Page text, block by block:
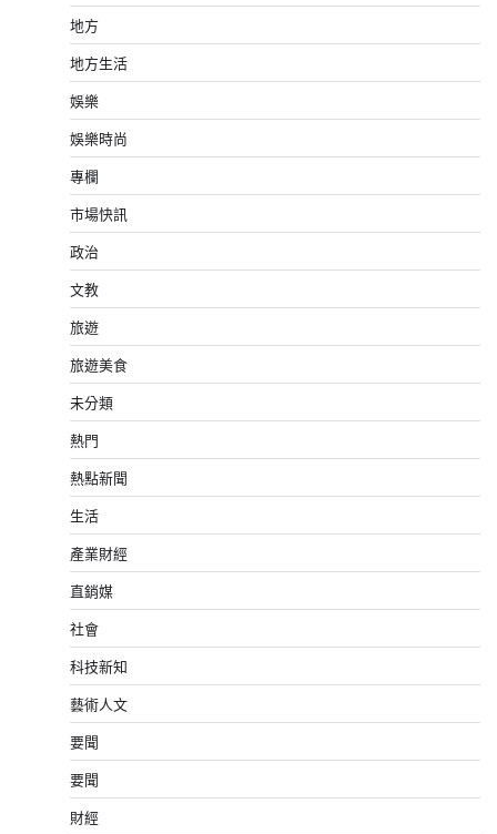
地方
地方生活
娛樂
娛樂時尚
專欄
市場快訊
政治
文教
旅遊
旅遊美食
未分類
熱門
熱點新聞
生活
產業財經
直銷媒
社會
科技新知
藝術人文
要聞
要聞
財經